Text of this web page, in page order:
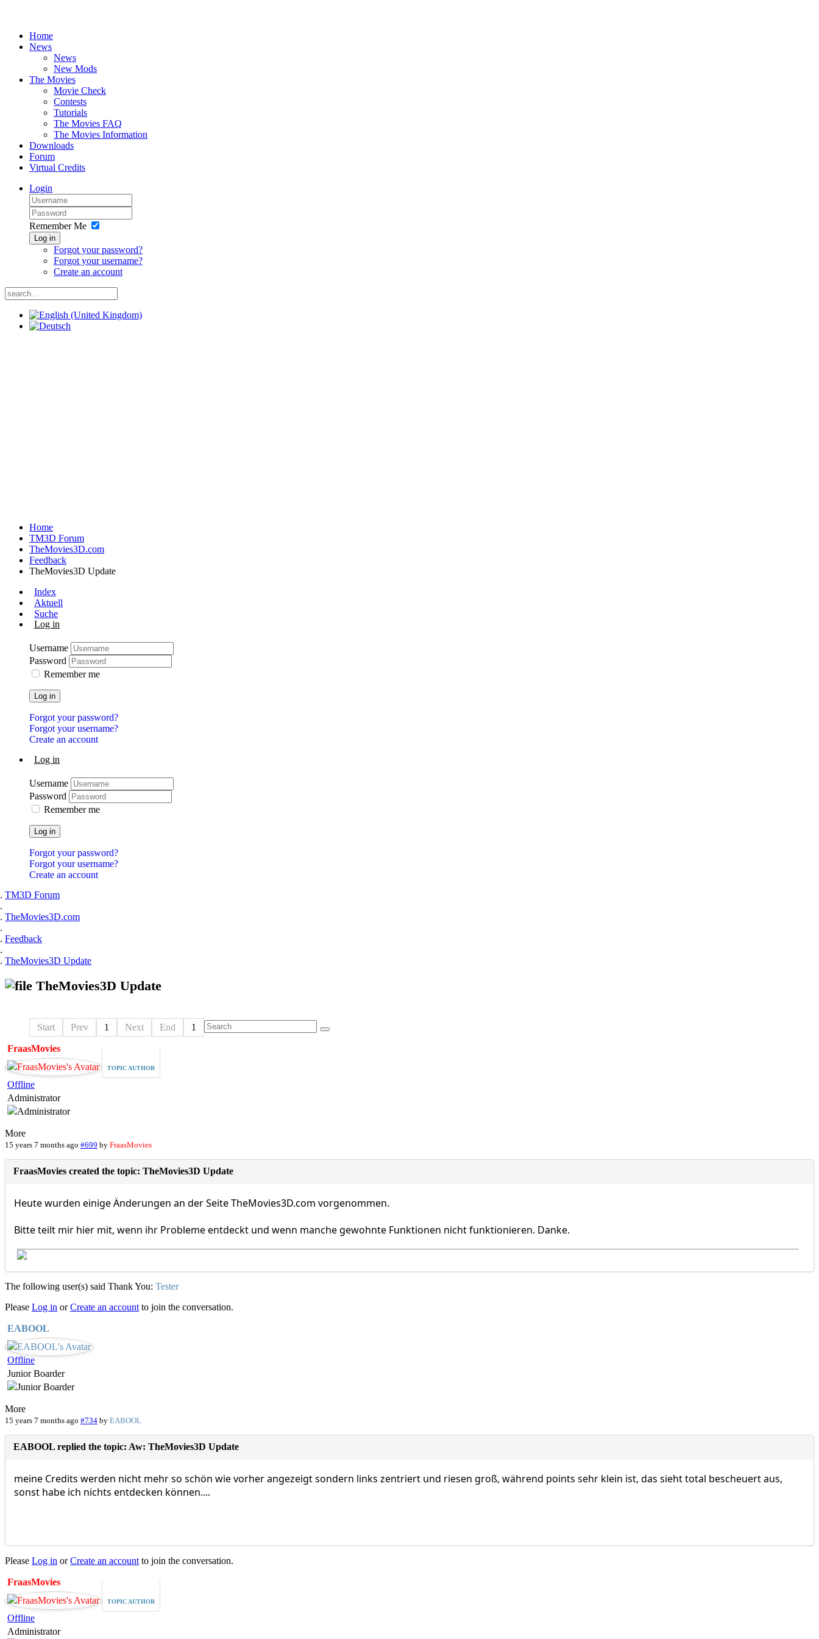
Home
News
News
New Mods
The Movies
Movie Check
Contests
Tutorials
The Movies FAQ
The Movies Information
Downloads
Forum
Virtual Credits
Login
Remember Me
Log in
Forgot your password?
Forgot your username?
Create an account
Home
TM3D Forum
TheMovies3D.com
Feedback
TheMovies3D Update
Index
Aktuell
Suche
Log in
Username
Password
Remember me
Log in
Forgot your password?
Forgot your username?
Create an account
Log in
Username
Password
Remember me
Log in
Forgot your password?
Forgot your username?
Create an account
TM3D Forum
TheMovies3D.com
Feedback
TheMovies3D Update
TheMovies3D Update
Start Prev 1 Next End 1
FraasMovies
TOPIC AUTHOR
Offline
Administrator
More
15 years 7 months ago #699 by FraasMovies
FraasMovies created the topic: TheMovies3D Update
Heute wurden einige Änderungen an der Seite TheMovies3D.com vorgenommen.
Bitte teilt mir hier mit, wenn ihr Probleme entdeckt und wenn manche gewohnte Funktionen nicht funktionieren. Danke.
The following user(s) said Thank You: Tester
Please Log in orCreate an account to join the conversation.
EABOOL
Offline
Junior Boarder
More
15 years 7 months ago #734 by EABOOL
EABOOL replied the topic: Aw: TheMovies3D Update
meine Credits werden nicht mehr so schön wie vorher angezeigt sondern links zentriert und riesen groß, während points sehr klein ist, das sieht total bescheuert aus,
sonst habe ich nichts entdecken können....
Please Log in orCreate an account to join the conversation.
FraasMovies
TOPIC AUTHOR
Offline
Administrator